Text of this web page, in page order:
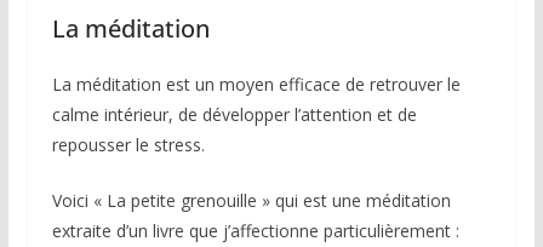
La méditation
La méditation est un moyen efficace de retrouver le
calme intérieur, de développer l’attention et de
repousser le stress.
Voici « La petite grenouille » qui est une méditation
extraite d’un livre que j’affectionne particulièrement :